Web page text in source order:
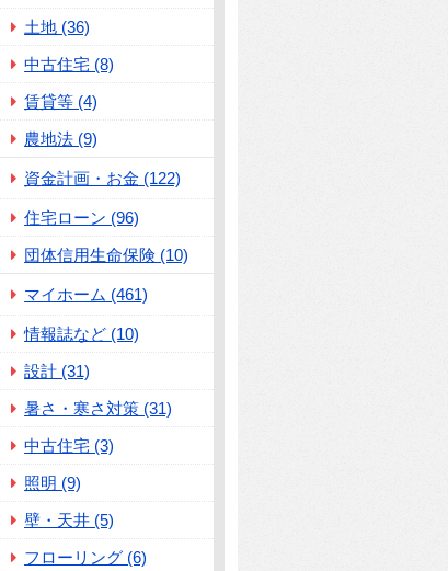
土地 (36)
中古住宅 (8)
賃貸等 (4)
農地法 (9)
資金計画・お金 (122)
住宅ローン (96)
団体信用生命保険 (10)
マイホーム (461)
情報誌など (10)
設計 (31)
暑さ・寒さ対策 (31)
中古住宅 (3)
照明 (9)
壁・天井 (5)
フローリング (6)